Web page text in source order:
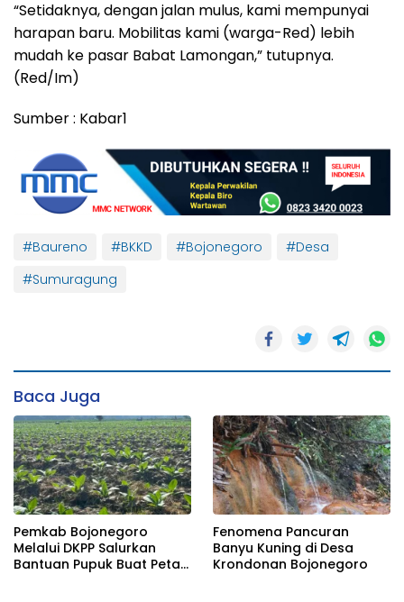
“Setidaknya, dengan jalan mulus, kami mempunyai
harapan baru. Mobilitas kami (warga-Red) lebih
mudah ke pasar Babat Lamongan,” tutupnya.
(Red/Im)
Sumber : Kabar1
#Baureno #BKKD #Bojonegoro
#Desa
#Sumuragung
Baca Juga
Pemkab Bojonegoro
Melalui DKPP Salurkan
Bantuan Pupuk Buat Petani
Fenomena Pancuran
Banyu Kuning di Desa
Krondonan Bojonegoro